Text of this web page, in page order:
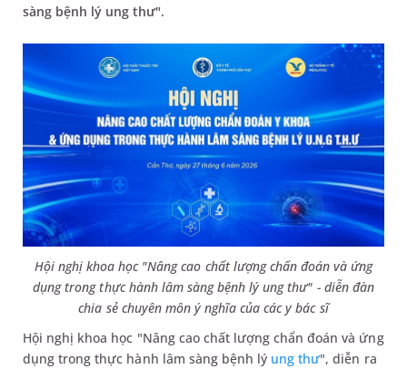
sàng bệnh lý ung thư".
Hội nghị khoa học "Nâng cao chất lượng chẩn đoán và ứng
dụng trong thực hành lâm sàng bệnh lý ung thư" - diễn đàn
chia sẻ chuyên môn ý nghĩa của các y bác sĩ
Hội nghị khoa học "Nâng cao chất lượng chẩn đoán và ứng
dụng trong thực hành lâm sàng bệnh lý ung thư", diễn ra